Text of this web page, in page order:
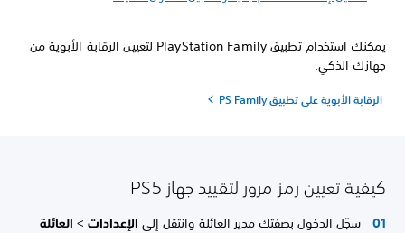
يمكنك استخدام تطبيق PlayStation Family لتعيين الرقابة الأبوية من
جهازك الذكي.
الرقابة الأبوية على تطبيق PS Family
كيفية تعيين رمز مرور لتقييد جهاز PS5
سجّل الدخول بصفتك مدير العائلة وانتقل إلىالإعدادات>العائلة